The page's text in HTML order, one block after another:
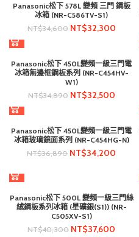
Panasonic松下 578L 變頻 三門 鋼板
冰箱 (NR-C586TV-S1)
NT$34,600 NT$32,300
Panasonic松下 450L變頻一級三門電
冰箱無邊框鋼板系列 (NR-C454HV-
W1)
NT$34,890 NT$32,500
Panasonic松下 450L變頻一級三門電
冰箱玻璃鏡面系列 (NR-C454HG-N)
NT$36,890 NT$34,200
Panasonic松下 500L 變頻一級三門絲
絨鋼板系列冰箱 (星礦銀(S1)) (NR-
C505XV-S1)
NT$40,300 NT$37,600